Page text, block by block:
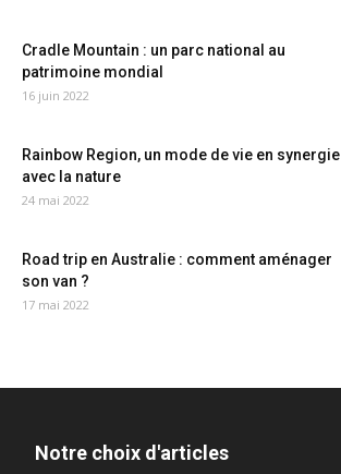
Cradle Mountain : un parc national au
patrimoine mondial
16 juin 2022
Rainbow Region, un mode de vie en synergie
avec la nature
24 mai 2022
Road trip en Australie : comment aménager
son van ?
17 mai 2022
Notre choix d'articles